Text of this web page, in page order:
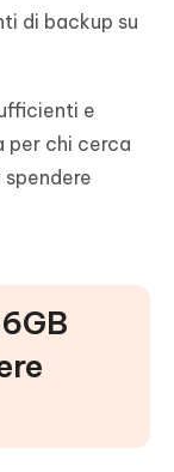
di backup su
e
per chi cerca
spendere